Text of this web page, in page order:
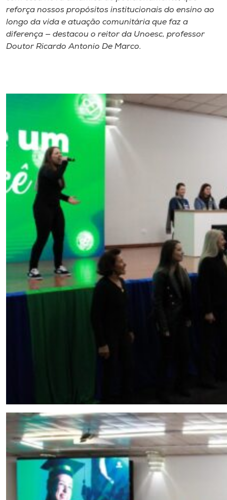
reforça nossos propósitos institucionais do ensino ao
longo da vida e atuação comunitária que faz a
diferença — destacou o reitor da Unoesc, professor
Doutor Ricardo Antonio De Marco.